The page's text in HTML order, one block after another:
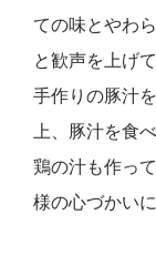
ての味とやわ
と歓声を上げ
手作りの豚汁
上、豚汁を食
鶏の汁も作っ
様の心づかい